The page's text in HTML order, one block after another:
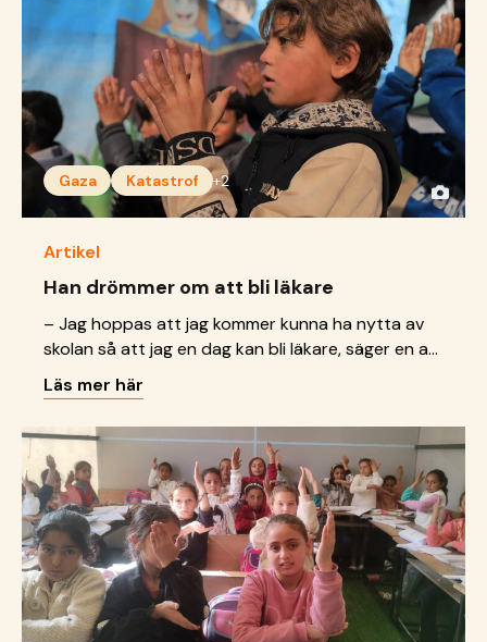
Gaza Katastrof +2
Artikel
Han drömmer om att bli läkare
– Jag hoppas att jag kommer kunna ha nytta av
skolan så att jag en dag kan bli läkare, säger en av
pojkarna i lärcentret.
Läs mer här